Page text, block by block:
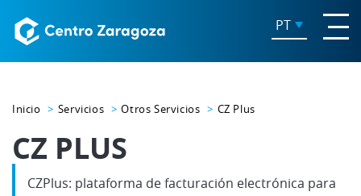
PT
Inicio Servicios Otros Servicios CZ Plus
CZ PLUS
CZPlus: plataforma de facturación electrónica para